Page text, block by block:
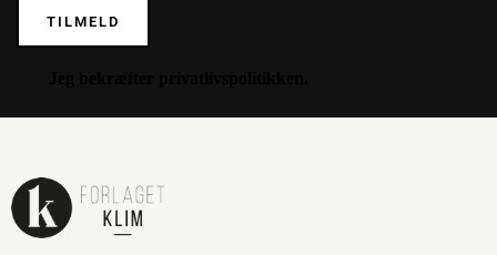
TILMELD